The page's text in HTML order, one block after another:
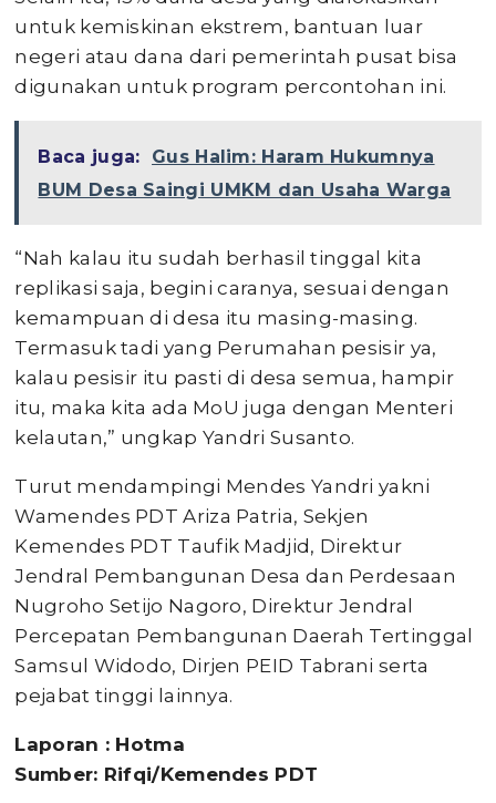
untuk kemiskinan ekstrem, bantuan luar
negeri atau dana dari pemerintah pusat bisa
digunakan untuk program percontohan ini.
Baca juga:
Gus Halim: Haram Hukumnya
BUM Desa Saingi UMKM dan Usaha Warga
“Nah kalau itu sudah berhasil tinggal kita
replikasi saja, begini caranya, sesuai dengan
kemampuan di desa itu masing-masing.
Termasuk tadi yang Perumahan pesisir ya,
kalau pesisir itu pasti di desa semua, hampir
itu, maka kita ada MoU juga dengan Menteri
kelautan,” ungkap Yandri Susanto.
Turut mendampingi Mendes Yandri yakni
Wamendes PDT Ariza Patria, Sekjen
Kemendes PDT Taufik Madjid, Direktur
Jendral Pembangunan Desa dan Perdesaan
Nugroho Setijo Nagoro, Direktur Jendral
Percepatan Pembangunan Daerah Tertinggal
Samsul Widodo, Dirjen PEID Tabrani serta
pejabat tinggi lainnya.
Laporan : Hotma
Sumber: Rifqi/Kemendes PDT